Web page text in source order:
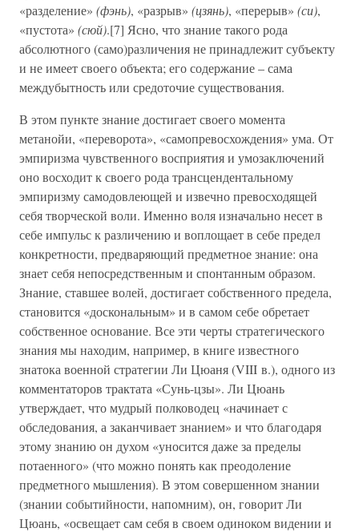
«разделение» (фэнь), «разрыв» (цзянь), «перерыв» (си),
«пустота» (сюй).[7] Ясно, что знание такого рода
абсолютного (само)различения не принадлежит субъекту
и не имеет своего объекта; его содержание – сама
междубытность или средоточие существования.
В этом пункте знание достигает своего момента
метанойи, «переворота», «самопревосхождения» ума. От
эмпиризма чувственного восприятия и умозаключений
оно восходит к своего рода трансцендентальному
эмпиризму самодовлеющей и извечно превосходящей
себя творческой воли. Именно воля изначально несет в
себе импульс к различению и воплощает в себе предел
конкретности, предваряющий предметное знание: она
знает себя непосредственным и спонтанным образом.
Знание, ставшее волей, достигает собственного предела,
становится «доскональным» и в самом себе обретает
собственное основание. Все эти черты стратегического
знания мы находим, например, в книге известного
знатока военной стратегии Ли Цюаня (VIII в.), одного из
комментаторов трактата «Сунь-цзы». Ли Цюань
утверждает, что мудрый полководец «начинает с
обследования, а заканчивает знанием» и что благодаря
этому знанию он духом «уносится даже за пределы
потаенного» (что можно понять как преодоление
предметного мышления). В этом совершенном знании
(знании событийности, напомним), он, говорит Ли
Цюань, «освещает сам себя в своем одиноком видении и